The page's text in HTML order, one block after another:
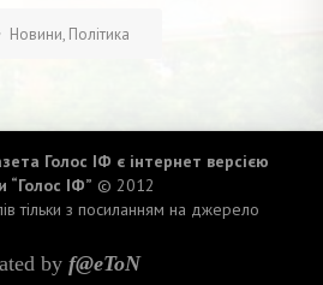
Новини, Політика
Голос ІФ є інтернет версією
“Голос ІФ” © 2012
тільки з посиланням на джерело
by f@eToN